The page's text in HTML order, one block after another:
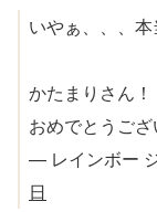
いやぁ、、、本
かたまりさん！
おめでとうござ
— レインボー
日